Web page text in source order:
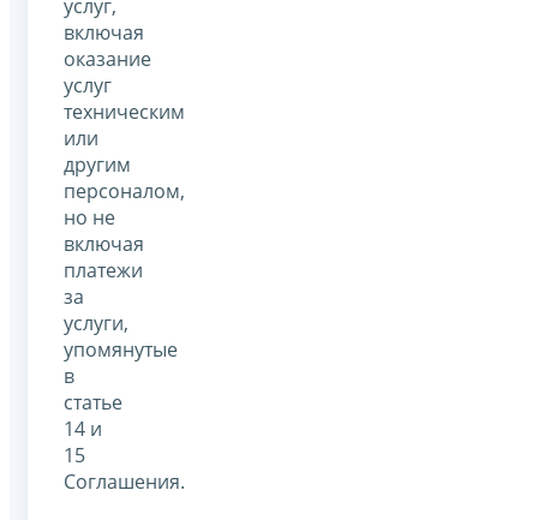
услуг,
включая
оказание
услуг
техническим
или
другим
персоналом,
но не
включая
платежи
за
услуги,
упомянутые
в
статье
14 и
15
Соглашения.